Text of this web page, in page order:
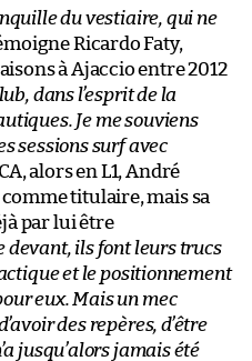
du vestiaire, qui ne
Ricardo Faty,
à Ajaccio entre 2012
dans l’esprit de la
Je me souviens
sessions surf avec
alors en L1, André
titulaire, mais sa
par lui être
devant, ils font leurs trucs
et le positionnement
eux. Mais un mec
des repères, d’être
jusqu’alors jamais été